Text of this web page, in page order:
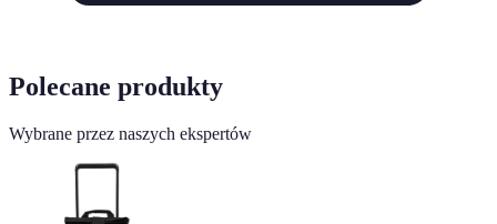
Polecane produkty
Wybrane przez naszych ekspertów